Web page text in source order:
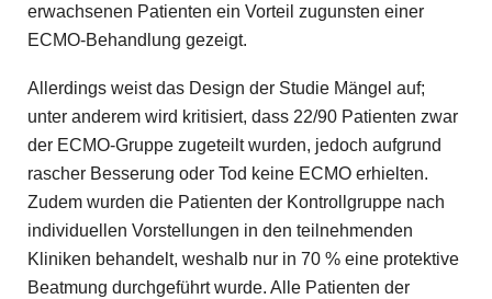
erwachsenen Patienten ein Vorteil zugunsten einer
ECMO-Behandlung gezeigt.
Allerdings weist das Design der Studie Mängel auf;
unter anderem wird kritisiert, dass 22/90 Patienten zwar
der ECMO-Gruppe zugeteilt wurden, jedoch aufgrund
rascher Besserung oder Tod keine ECMO erhielten.
Zudem wurden die Patienten der Kontrollgruppe nach
individuellen Vorstellungen in den teilnehmenden
Kliniken behandelt, weshalb nur in 70 % eine protektive
Beatmung durchgeführt wurde. Alle Patienten der